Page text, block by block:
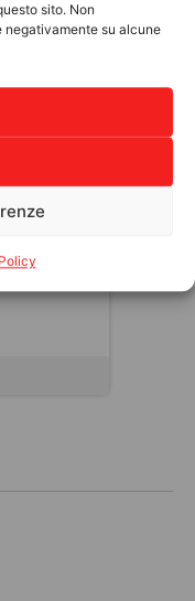
sito. Non
negativamente su alcune